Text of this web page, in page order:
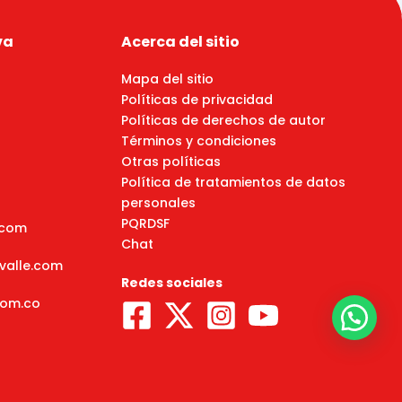
Acerca del sitio
Mapa del sitio
Políticas de privacidad
Políticas de derechos de autor
Términos y condiciones
Otras políticas
Política de tratamientos de datos
personales
PQRDSF
Chat
Redes sociales